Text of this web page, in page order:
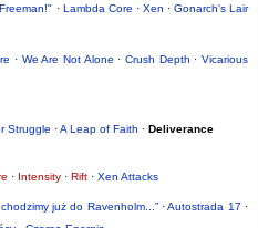
· Lambda Core · Xen ·Gonarch's Lair
· We Are Not Alone ·Crush Depth ·Vicarious
Struggle ·A Leap of Faith · Deliverance
· Intensity · Rift · Xen Attacks
chodzimy już do Ravenholm...”·Autostrada 17 ·